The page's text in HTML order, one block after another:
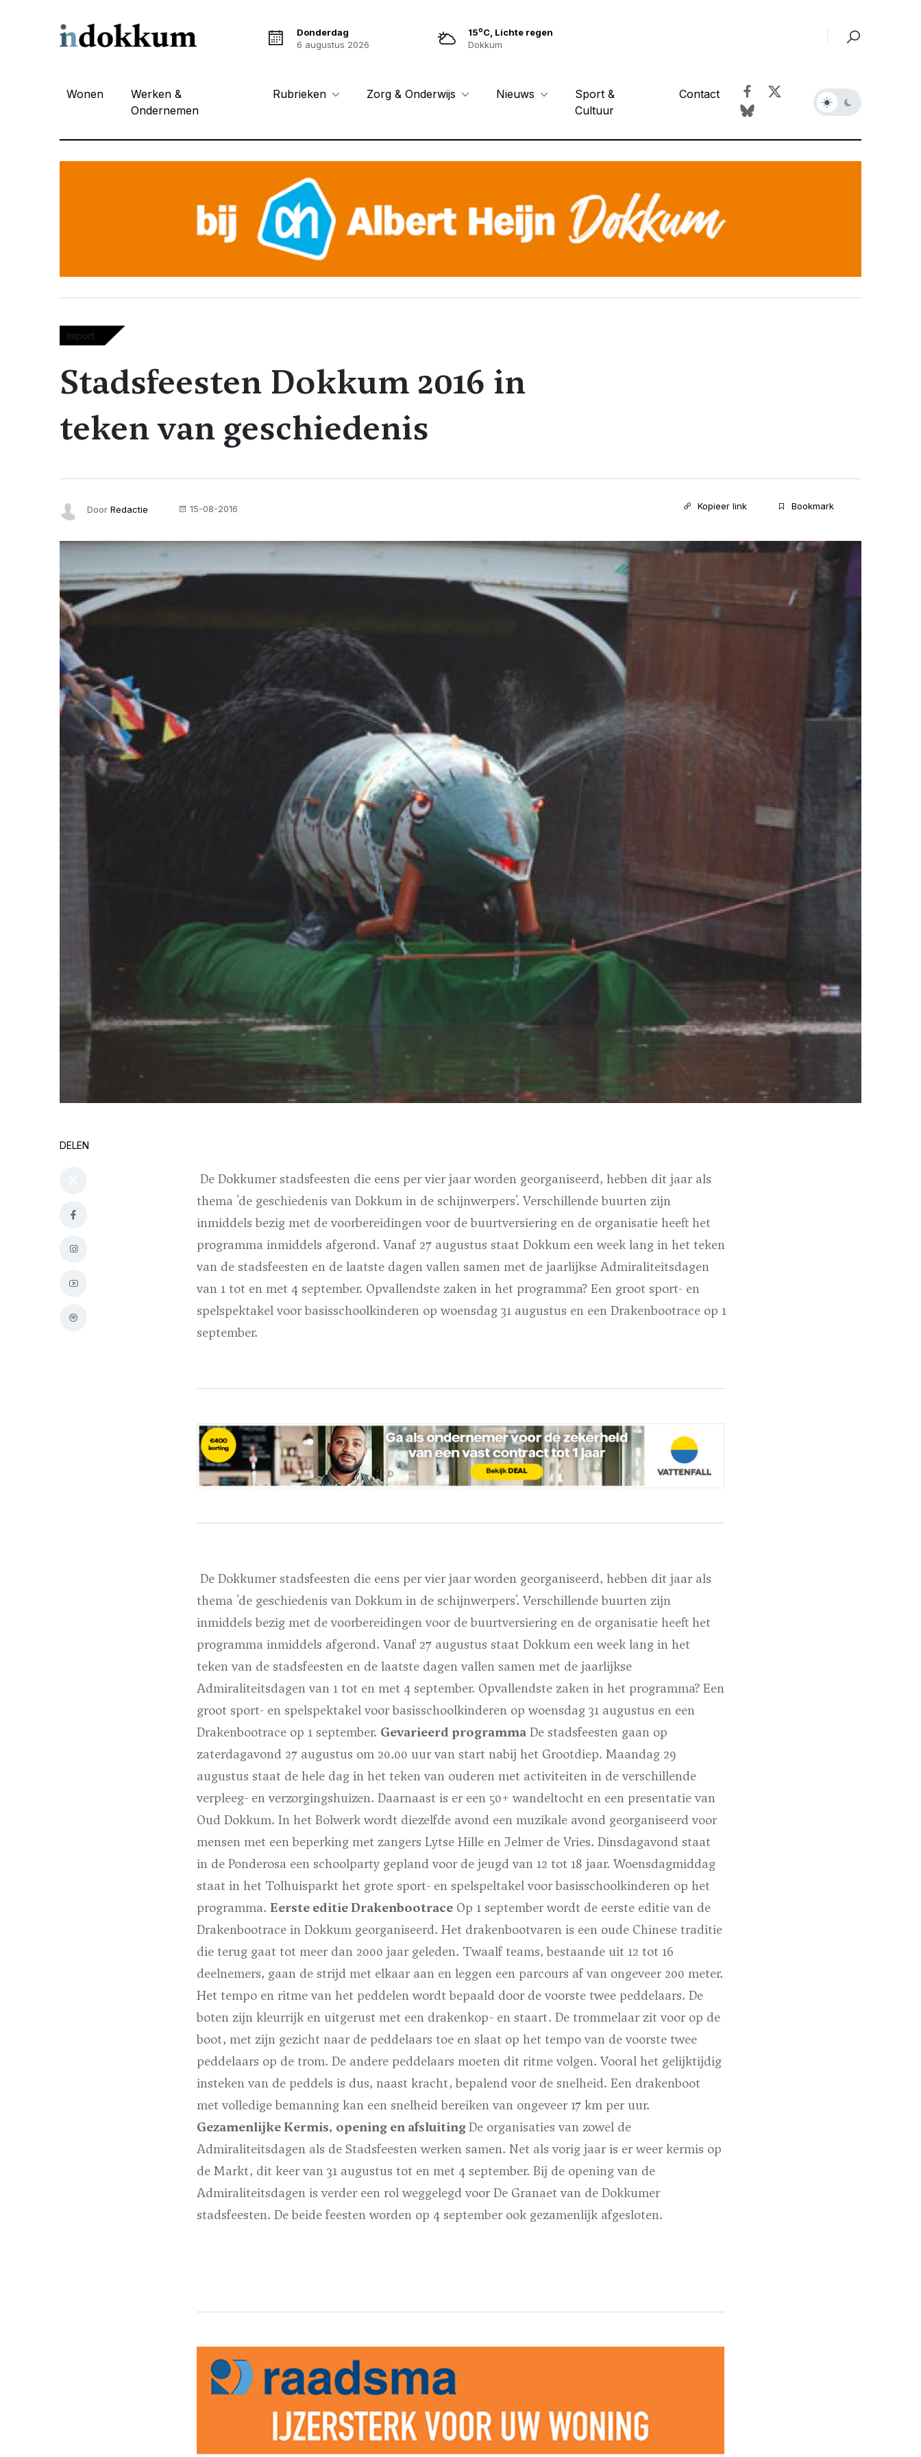
Donderdag
6 augustus 2026
15oC, Lichte regen
Dokkum
Wonen
Werken &
Ondernemen
Rubrieken Zorg & Onderwijs Nieuws
Sport &
Cultuur
Contact
Import
Stadsfeesten Dokkum 2016 in
teken van geschiedenis
Door Redactie 15-08-2016 Kopieer link Bookmark
DELEN
De Dokkumer stadsfeesten die eens per vier jaar worden georganiseerd, hebben dit jaar als
thema 'de geschiedenis van Dokkum in de schijnwerpers'. Verschillende buurten zijn
inmiddels bezig met de voorbereidingen voor de buurtversiering en de organisatie heeft het
programma inmiddels afgerond. Vanaf 27 augustus staat Dokkum een week lang in het teken
van de stadsfeesten en de laatste dagen vallen samen met de jaarlijkse Admiraliteitsdagen
van 1 tot en met 4 september. Opvallendste zaken in het programma? Een groot sport- en
spelspektakel voor basisschoolkinderen op woensdag 31 augustus en een Drakenbootrace op 1
september.
De Dokkumer stadsfeesten die eens per vier jaar worden georganiseerd, hebben dit jaar als
thema 'de geschiedenis van Dokkum in de schijnwerpers'. Verschillende buurten zijn
inmiddels bezig met de voorbereidingen voor de buurtversiering en de organisatie heeft het
programma inmiddels afgerond. Vanaf 27 augustus staat Dokkum een week lang in het
teken van de stadsfeesten en de laatste dagen vallen samen met de jaarlijkse
Admiraliteitsdagen van 1 tot en met 4 september. Opvallendste zaken in het programma? Een
groot sport- en spelspektakel voor basisschoolkinderen op woensdag 31 augustus en een
Drakenbootrace op 1 september. Gevarieerd programma De stadsfeesten gaan op
zaterdagavond 27 augustus om 20.00 uur van start nabij het Grootdiep. Maandag 29
augustus staat de hele dag in het teken van ouderen met activiteiten in de verschillende
verpleeg- en verzorgingshuizen. Daarnaast is er een 50+ wandeltocht en een presentatie van
Oud Dokkum. In het Bolwerk wordt diezelfde avond een muzikale avond georganiseerd voor
mensen met een beperking met zangers Lytse Hille en Jelmer de Vries. Dinsdagavond staat
in de Ponderosa een schoolparty gepland voor de jeugd van 12 tot 18 jaar. Woensdagmiddag
staat in het Tolhuisparkt het grote sport- en spelspeltakel voor basisschoolkinderen op het
programma. Eerste editie Drakenbootrace Op 1 september wordt de eerste editie van de
Drakenbootrace in Dokkum georganiseerd. Het drakenbootvaren is een oude Chinese traditie
die terug gaat tot meer dan 2000 jaar geleden. Twaalf teams, bestaande uit 12 tot 16
deelnemers, gaan de strijd met elkaar aan en leggen een parcours af van ongeveer 200 meter.
Het tempo en ritme van het peddelen wordt bepaald door de voorste twee peddelaars. De
boten zijn kleurrijk en uitgerust met een drakenkop- en staart. De trommelaar zit voor op de
boot, met zijn gezicht naar de peddelaars toe en slaat op het tempo van de voorste twee
peddelaars op de trom. De andere peddelaars moeten dit ritme volgen. Vooral het gelijktijdig
insteken van de peddels is dus, naast kracht, bepalend voor de snelheid. Een drakenboot
met volledige bemanning kan een snelheid bereiken van ongeveer 17 km per uur.
Gezamenlijke Kermis, opening en afsluitingDe organisaties van zowel de
Admiraliteitsdagen als de Stadsfeesten werken samen. Net als vorig jaar is er weer kermis op
de Markt, dit keer van 31 augustus tot en met 4 september. Bij de opening van de
Admiraliteitsdagen is verder een rol weggelegd voor De Granaet van de Dokkumer
stadsfeesten. De beide feesten worden op 4 september ook gezamenlijk afgesloten.